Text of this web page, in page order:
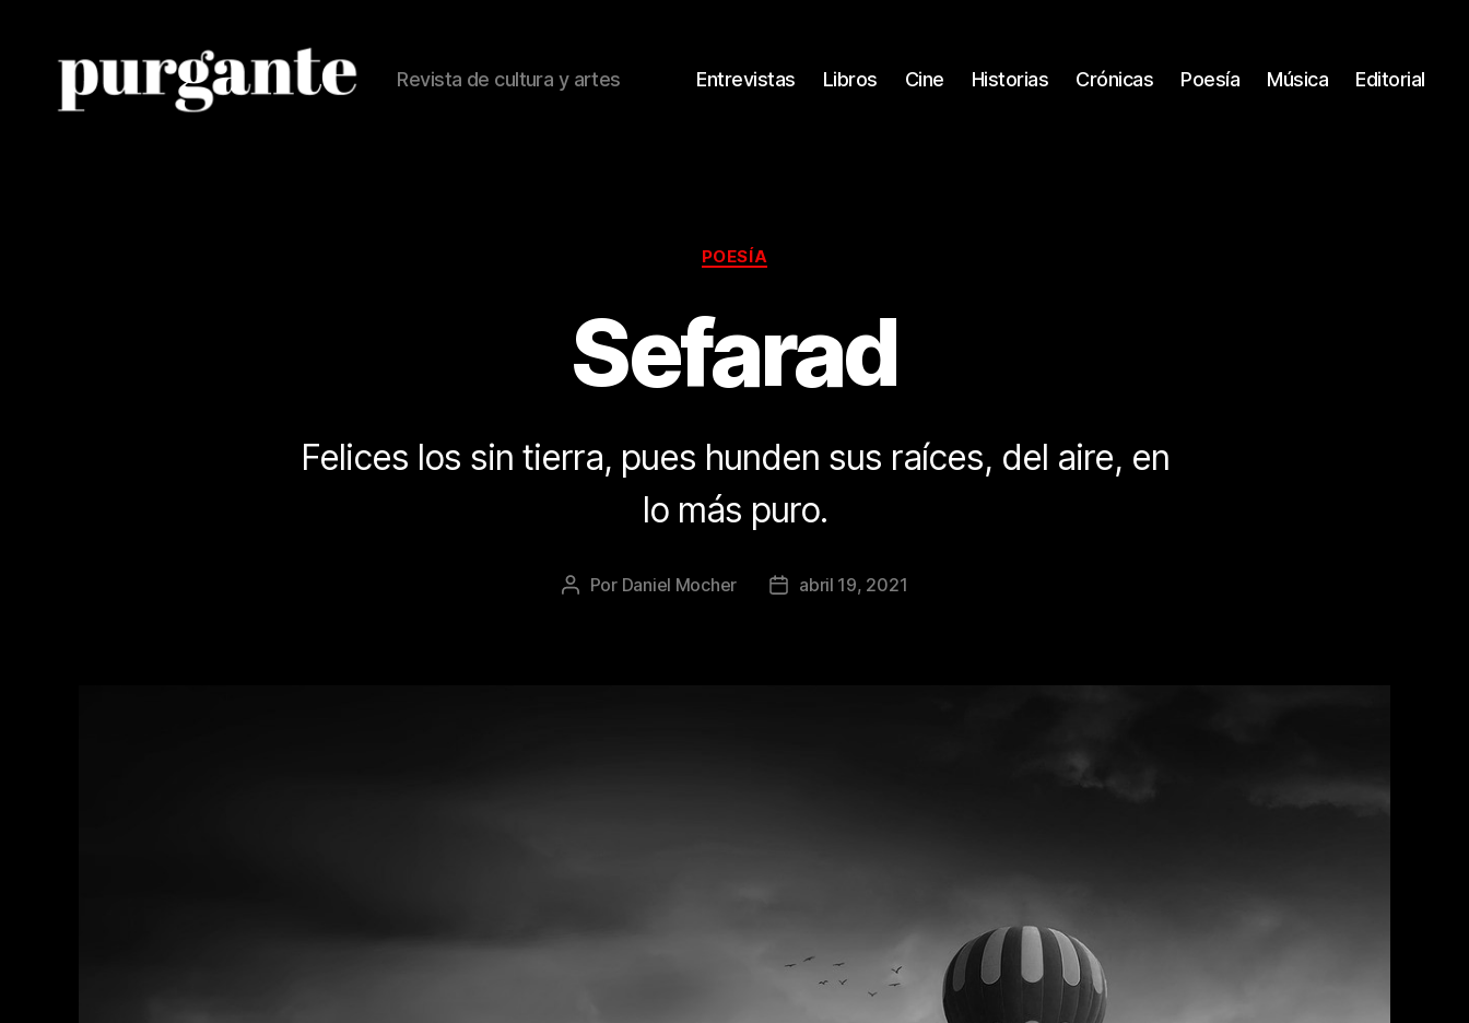
Revista de cultura y artes Entrevistas Libros Cine Historias Crónicas Poesía Música Editorial
Categorías
POESÍA
Sefarad
Felices los sin tierra, pues hunden sus raíces, del aire, en
lo más puro.
Autor
Por Daniel Mocher
Fechaabril 19, 2021